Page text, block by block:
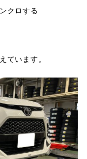
クロする
ています。